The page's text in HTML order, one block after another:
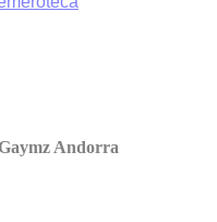
Andorra